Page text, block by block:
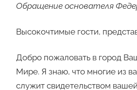
Обращение основателя
Высокочтимые гости,
Добро пожаловать в город
Мире. Я знаю, что многие из
служит свидетельством